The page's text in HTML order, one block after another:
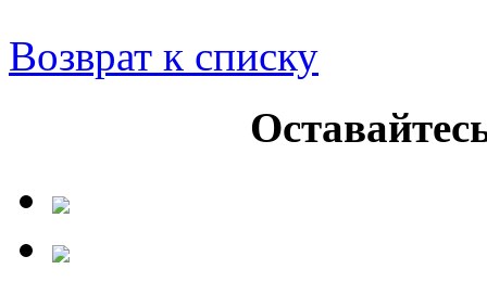
Возврат к списку